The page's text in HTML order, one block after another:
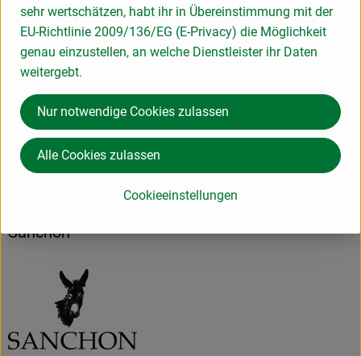
Produktdatenblatt
Herkunft
Hersteller: Petersilchen GmbH
Sanchon
sehr wertschätzen, habt ihr in Übereinstimmung mit der
EU-Richtlinie 2009/136/EG (E-Privacy) die Möglichkeit
genau einzustellen, an welche Dienstleister ihr Daten
weitergebt.
Cookieeinstellungen
Nur notwendige Cookies zulassen
Alle Cookies zulassen